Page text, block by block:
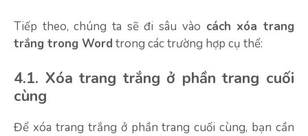
Tiếp theo, chúng ta sẽ đi sâu vào cách xóa trang
trắng trong Word trong các trường hợp cụ thể:
4.1. Xóa trang trắng ở phần trang cuối
cùng
Để xóa trang trắng ở phần trang cuối cùng, bạn cần